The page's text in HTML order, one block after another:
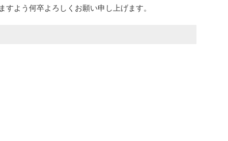
よう何卒よろしくお願い申し上げます。